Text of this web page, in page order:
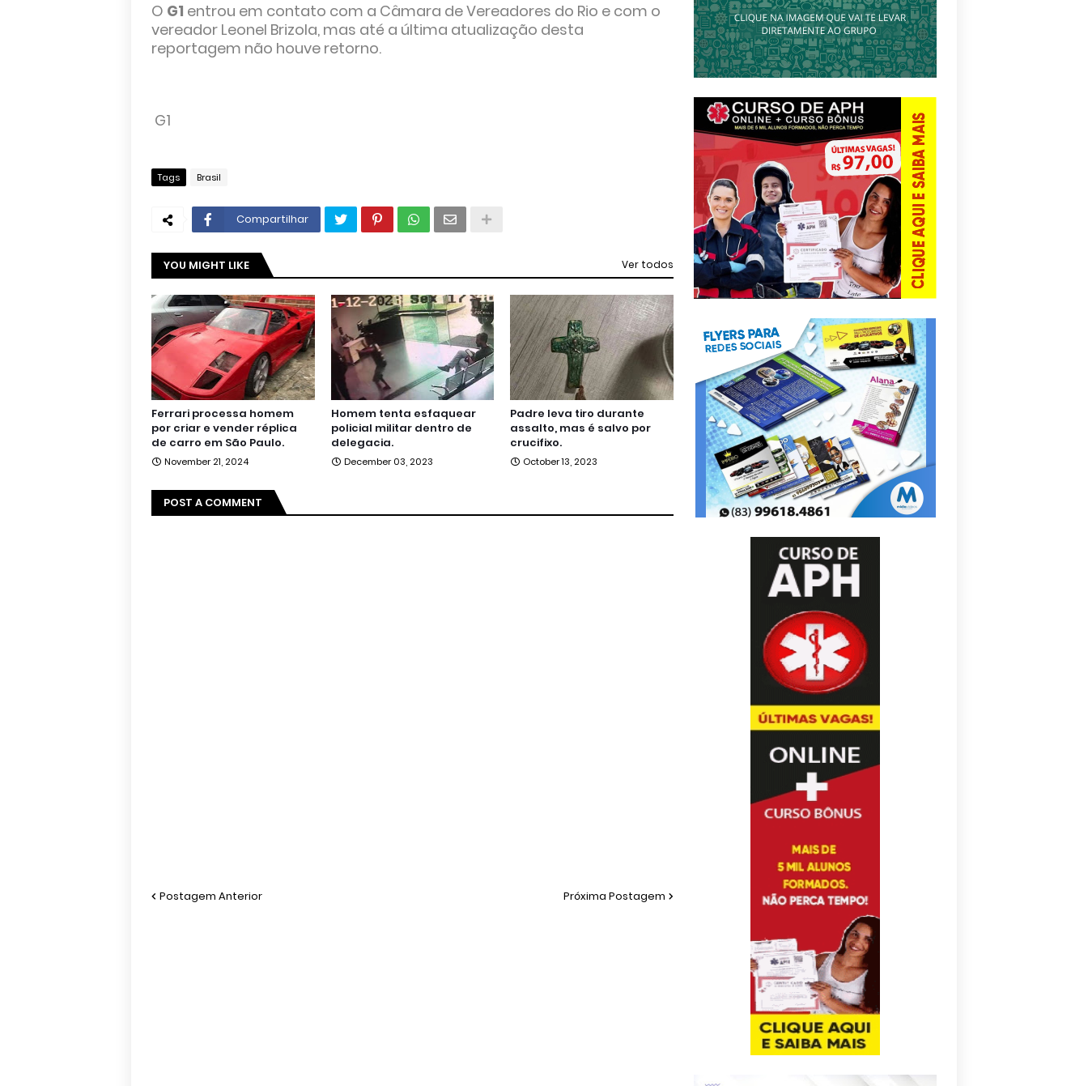
O G1 entrou em contato com a Câmara de Vereadores do Rio e com o
vereador Leonel Brizola, mas até a última atualização desta
reportagem não houve retorno.
G1
Tags Brasil
Compartilhar
YOU MIGHT LIKE Ver todos
Ferrari processa homem
por criar e vender réplica
de carro em São Paulo.
November 21, 2024
Homem tenta esfaquear
policial militar dentro de
delegacia.
December 03, 2023
Padre leva tiro durante
assalto, mas é salvo por
crucifixo.
October 13, 2023
POST A COMMENT
Postagem Anterior Próxima Postagem